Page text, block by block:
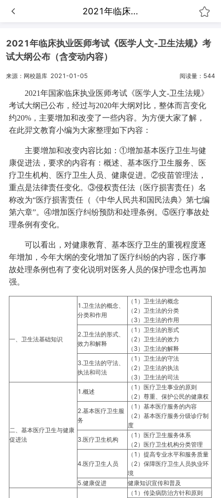
2021年临床...
2021年临床执业医师考试《医学人文-卫生法规》考
试大纲公布（含变动内容）
来源：网校题库 2021-01-05 阅读量：544
2021年国家临床执业医师考试《医学人文-卫生法规》
考试大纲已公布，经过与2020年大纲对比，整体而言变化
约20%，主要增加和改变了一些内容。为方便大家了解，
在此羿文教育小编为大家整理如下内容：
主要增加和改变内容比如：①增加基本医疗卫生与健
康促进法，要求的内容有：概述、基本医疗卫生服务、医
疗卫生机构、医疗卫生人员、健康促进。②疫苗管理法，
重点是法律责任变化。③侵权责任法（医疗损害责任）名
称改为“医疗损害责任（《中华人民共和国民法典》第七编
第六章”。④增加医疗纠纷预防和处理条例。⑤医疗事故处
理条例有变化。
可以看出，对健康教育、基本医疗卫生的重视程度逐
年增加，今年大纲的变化增加了医疗纠纷的内容，医疗事
故处理条例也有了变化说明对医务人员的保护理念也再加
强。
一、卫生法基础知识
1.卫生法的概念、
分类和作用
（1）卫生法的概念
（2）卫生法的分类
（3）卫生法的作用
2.卫生法的形式、
效力和解释
（1）卫生法的形式
（2）卫生法的效力
（3）卫生法的解释
3.卫生法的守法、
执法和司法
（1）卫生法的守法
（2）卫生法的执法
（3）卫生法的司法
二、基本医疗卫生与健康
促进法
1.概述
（1）医疗卫生事业的原则
（2）尊重、保护公民的健康权
2.基本医疗卫生服
务
（1）基本医疗服务的内容
（2）基本医疗服务分级诊疗制
度
3.医疗卫生机构
（1）医疗卫生服务体系
（2）医疗卫生机构分类管理
4.医疗卫生人员
（1）提高专业水平和服务质量
（2）保障医疗卫生人员执业环
境
5.健康促进
健康知识宣传和普及
（1）传染病防治方针和原则